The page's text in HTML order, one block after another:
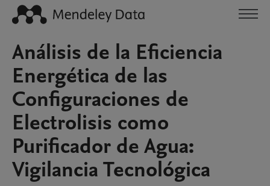
Análisis de la Eficiencia
Energética de las
Configuraciones de
Electrolisis como
Purificador de Agua:
Vigilancia Tecnológica